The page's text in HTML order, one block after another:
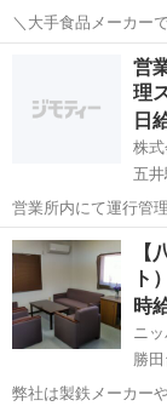
＼大手食品メーカーで分析補助の
長6ヵ月の派遣契約
り替えを前提としたお仕事です！ 分析
Excel、Wordを使用
営
理
日
株
五井
営業所内にて運行管
行管理・請求書対応
ることあり 残業有
活躍中 勤務時間：8:...
千葉 市原市
【
ト
時
ニ
勝
弊社は製鉄メーカー